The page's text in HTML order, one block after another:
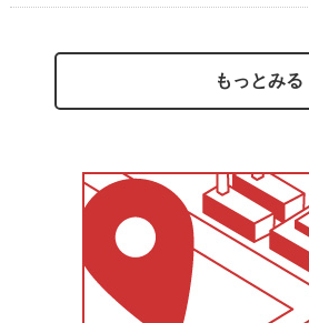
もっとみる